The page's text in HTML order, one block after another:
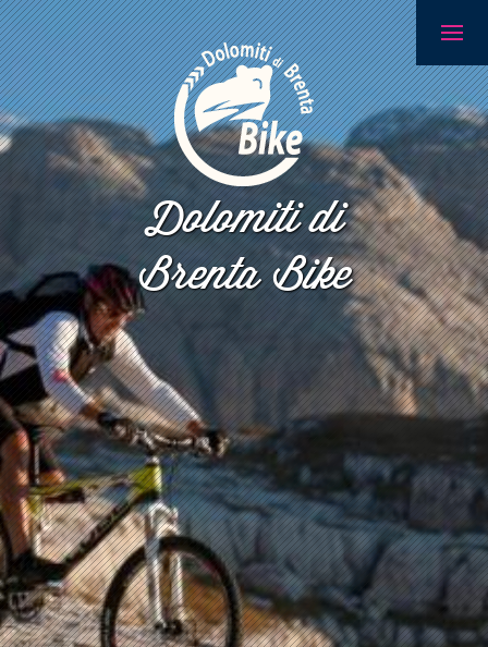
Dolomiti di
Brenta Bike